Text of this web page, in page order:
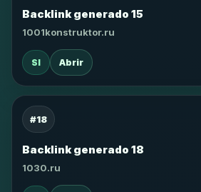
Backlink generado 15
1001konstruktor.ru
SI Abrir
#18
Backlink generado 18
1030.ru